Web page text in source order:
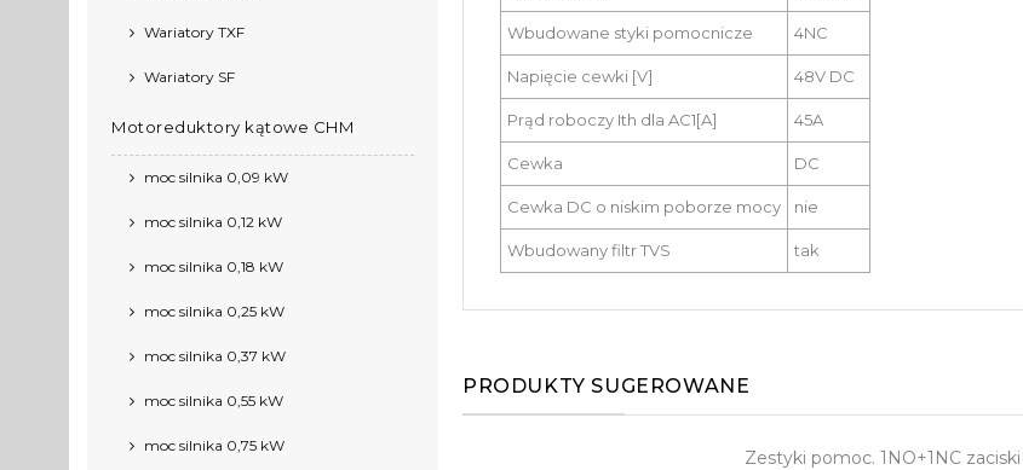
Wariatory TXF
Wariatory SF
Motoreduktory kątowe CHM
moc silnika 0,09 kW
moc silnika 0,12 kW
moc silnika 0,18 kW
moc silnika 0,25 kW
moc silnika 0,37 kW
moc silnika 0,55 kW
moc silnika 0,75 kW
Wbudowane styki pomocnicze 4NC
Napięcie cewki [V] 48V DC
Prąd roboczy Ith dla AC1[A] 45A
Cewka DC
Cewka DC o niskim poborze mocy nie
Wbudowany filtr TVS tak
PRODUKTY SUGEROWANE
Zestyki pomoc. 1NO+1NC